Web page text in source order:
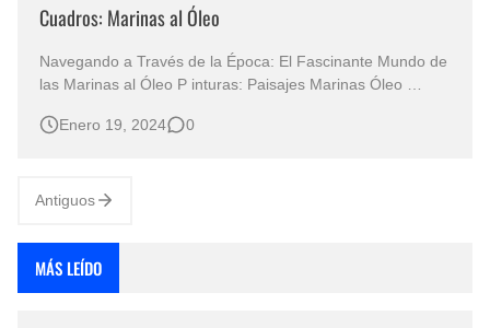
Cuadros: Marinas al Óleo
Navegando a Través de la Época: El Fascinante Mundo de
las Marinas al Óleo P inturas: Paisajes Marinas Óleo
Paisajes Marinos Pintura Óleo Cuadros de Paisajes
Enero 19, 2024 0
Antiguos
MÁS LEÍDO